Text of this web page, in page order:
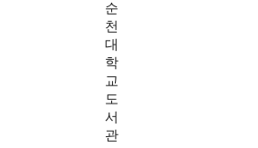
순
천
대
학
교
도
서
관